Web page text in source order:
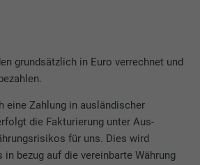
grundsätzlich in Euro verrechnet und
eine Zahlung in ausländischer
die Fakturierung unter Aus-
für uns. Dies wird
in bezug auf die vereinbarte Währung